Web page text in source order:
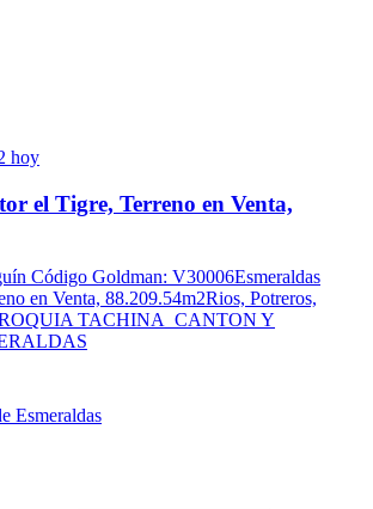
hoy
el Tigre, Terreno en Venta,
Código Goldman: V30006Esmeraldas
en Venta, 88.209.54m2Rios, Potreros,
TACHINA CANTON Y
Esmeraldas